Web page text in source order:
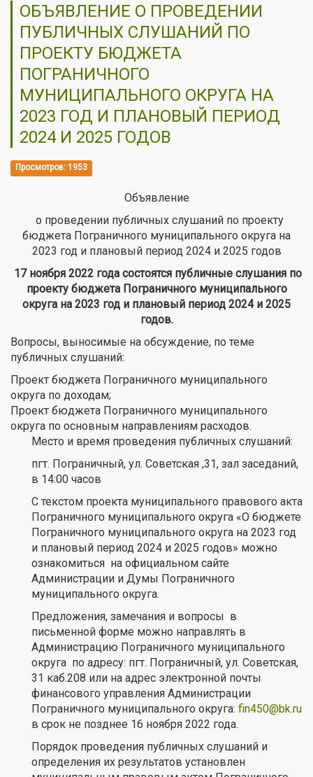
ОБЪЯВЛЕНИЕ О ПРОВЕДЕНИИ
ПУБЛИЧНЫХ СЛУШАНИЙ ПО
ПРОЕКТУ БЮДЖЕТА
ПОГРАНИЧНОГО
МУНИЦИПАЛЬНОГО ОКРУГА НА
2023 ГОД И ПЛАНОВЫЙ ПЕРИОД
2024 И 2025 ГОДОВ
Просмотров: 1953
Объявление
о проведении публичных слушаний по проекту
бюджета Пограничного муниципального округа на
2023 год и плановый период 2024 и 2025 годов
17 ноября 2022 года состоятся публичные слушания по
проекту бюджета Пограничного муниципального
округа на 2023 год и плановый период 2024 и 2025
годов.
Вопросы, выносимые на обсуждение, по теме
публичных слушаний:
Проект бюджета Пограничного муниципального
округа по доходам;
Проект бюджета Пограничного муниципального
округа по основным направлениям расходов.
Место и время проведения публичных слушаний:
пгт. Пограничный, ул. Советская ,31, зал заседаний,
в 14:00 часов
С текстом проекта муниципального правового акта
Пограничного муниципального округа «О бюджете
Пограничного муниципального округа на 2023 год
и плановый период 2024 и 2025 годов» можно
ознакомиться на официальном сайте
Администрации и Думы Пограничного
муниципального округа.
Предложения, замечания и вопросы в
письменной форме можно направлять в
Администрацию Пограничного муниципального
округа по адресу: пгт. Пограничный, ул. Советская,
31 каб.208 или на адрес электронной почты
финансового управления Администрации
Пограничного муниципального округа: fin450@bk.ru
в срок не позднее 16 ноября 2022 года.
Порядок проведения публичных слушаний и
определения их результатов установлен